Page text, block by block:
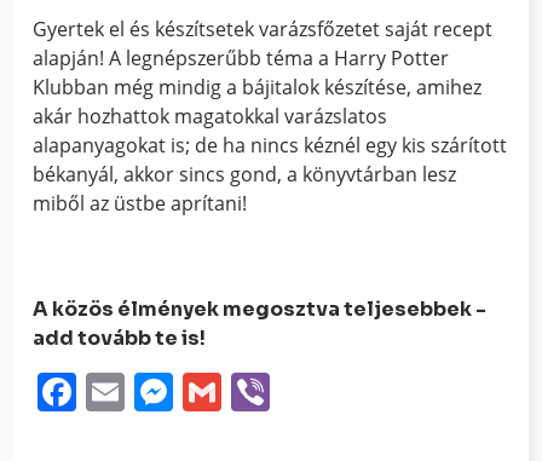
Gyertek el és készítsetek varázsfőzetet saját recept
alapján! A legnépszerűbb téma a Harry Potter
Klubban még mindig a bájitalok készítése, amihez
akár hozhattok magatokkal varázslatos
alapanyagokat is; de ha nincs kéznél egy kis szárított
békanyál, akkor sincs gond, a könyvtárban lesz
miből az üstbe aprítani!
A közös élmények megosztva teljesebbek -
add tovább te is!
Facebook
EmailMessenger
Gmail